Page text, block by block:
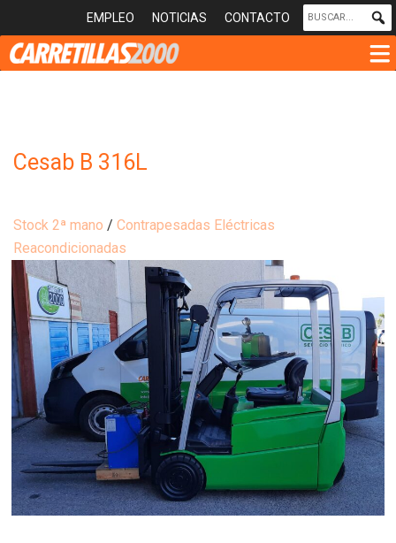
EMPLEO NOTICIAS CONTACTO
Cesab B 316L
Stock 2ª mano / Contrapesadas Eléctricas
Reacondicionadas